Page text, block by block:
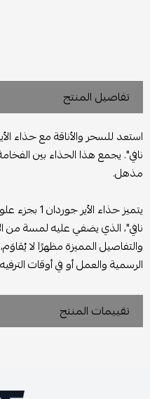
تفاصيل المنتج
نافي". يجمع هذا الحذاء بين
مذهل.
يتميز حذاء
نافي"، الذي يضفي عليه لمسة من
والتفاصيل المميزة مظهرًا لا
الرسمية والعمل أو في أوقات
تقييمات المنتج